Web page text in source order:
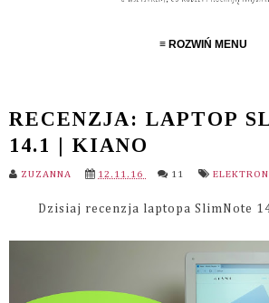
≡ ROZWIŃ MENU
RECENZJA: LAPTOP
14.1 | KIANO
ZUZANNA 12.11.16 11
Dzisiaj recenzja laptopa SlimNote